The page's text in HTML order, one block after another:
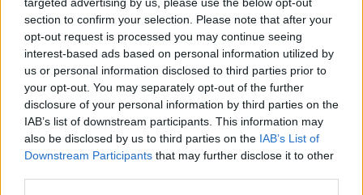
section to confirm your selection. Please note that after your
opt-out request is processed you may continue seeing
interest-based ads based on personal information utilized by
us or personal information disclosed to third parties prior to
your opt-out. You may separately opt-out of the further
disclosure of your personal information by third parties on the
IAB’s list of downstream participants. This information may
also be disclosed by us to third parties on the IAB’s List of
Downstream Participants that may further disclose it to other
οι νύχτες», «Ο μάγκας κάνει δυο δουλειές» και
άλλα πολλά. Είκοσι οκτώ τραγούδια, και βέβαια
η συνεργασία μας και η φιλία μας δεν σταμάτησε
ποτέ, μέχρι που... έφυγε», λέει στο περιοδικό
Λοιπόν ενώ αποκαλύπτει γιατί τον αποκαλούσε
«δεύτερο πατέρα». «Ναι. Μπήκα στην οικογένεια
του, στο σπίτι του, στη σύζυγο του, τη Ζωή, στη
Βικτωρία, στον Κώστα κι εγώ παιδάκι μεγάλωνα